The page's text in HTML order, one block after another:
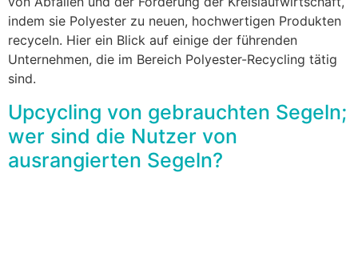
indem sie Polyester zu neuen, hochwertigen Produkten
recyceln. Hier ein Blick auf einige der führenden
Unternehmen, die im Bereich Polyester-Recycling tätig
sind.
Upcycling von gebrauchten Segeln;
wer sind die Nutzer von
ausrangierten Segeln?